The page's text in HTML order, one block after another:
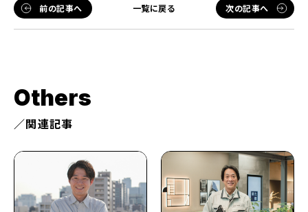
前の記事へ 一覧に戻る 次の記事へ
Others
関連記事